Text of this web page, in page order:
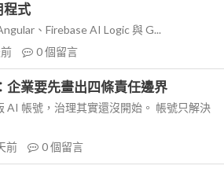
程式
、Firebase AI Logic 與 G...
0個留言
企業要先畫出四條責任邊界
AI 帳號，治理其實還沒開始。 帳號只解決
前 0個留言